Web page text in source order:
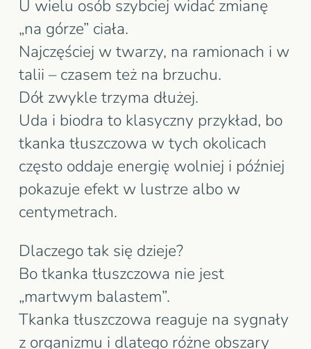
U wielu osób szybciej widać zmianę
„na górze” ciała.
Najczęściej w twarzy, na ramionach i w
talii – czasem też na brzuchu.
Dół zwykle trzyma dłużej.
Uda i biodra to klasyczny przykład, bo
tkanka tłuszczowa w tych okolicach
często oddaje energię wolniej i później
pokazuje efekt w lustrze albo w
centymetrach.
Dlaczego tak się dzieje?
Bo tkanka tłuszczowa nie jest
„martwym balastem”.
Tkanka tłuszczowa reaguje na sygnały
z organizmu i dlatego różne obszary